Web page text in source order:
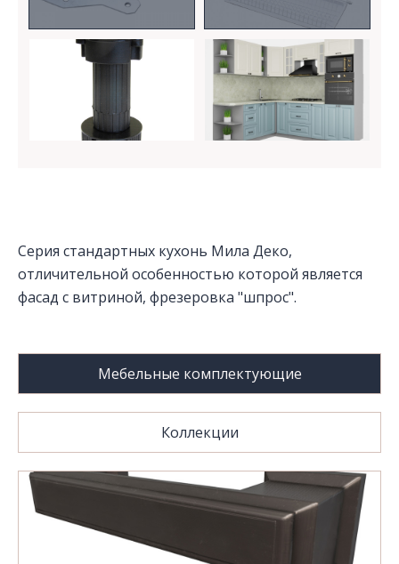
Серия стандартных кухонь Мила Деко,
отличительной особенностью которой является
фасад с витриной, фрезеровка "шпрос".
Мебельные комплектующие
Коллекции